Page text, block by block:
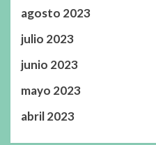
agosto 2023
julio 2023
junio 2023
mayo 2023
abril 2023